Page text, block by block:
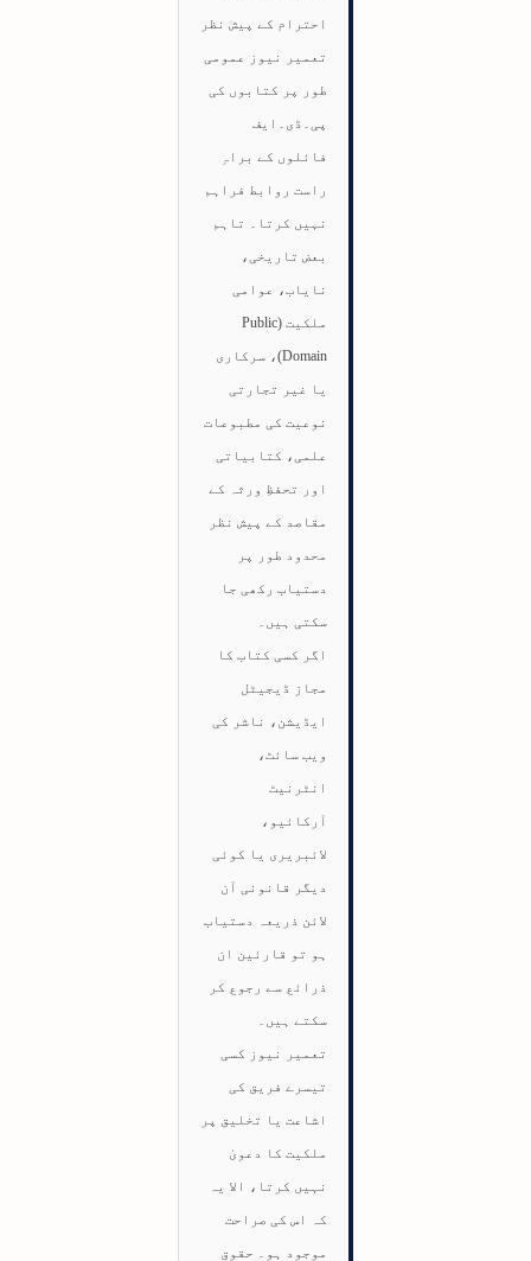
احترام کے پیش نظر
تعمیر نیوز عمومی
طور پر کتابوں کی
پی۔ڈی۔ایف
فائلوں کے براہِ
راست روابط فراہم
نہیں کرتا۔ تاہم
بعض تاریخی،
نایاب، عوامی
ملکیت (Public
Domain)، سرکاری
یا غیر تجارتی
نوعیت کی مطبوعات
علمی، کتابیاتی
اور تحفظِ ورثہ کے
مقاصد کے پیش نظر
محدود طور پر
دستیاب رکھی جا
سکتی ہیں۔
اگر کسی کتاب کا
مجاز ڈیجیٹل
ایڈیشن، ناشر کی
ویب سائٹ،
انٹرنیٹ
آرکائیو،
لائبریری یا کوئی
دیگر قانونی آن
لائن ذریعہ دستیاب
ہو تو قارئین ان
ذرائع سے رجوع کر
سکتے ہیں۔
تعمیر نیوز کسی
تیسرے فریق کی
اشاعت یا تخلیق پر
ملکیت کا دعویٰ
نہیں کرتا، الا یہ
کہ اس کی صراحت
موجود ہو۔ حقوقِ